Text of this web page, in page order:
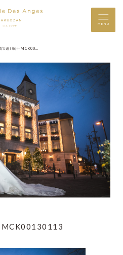
MENU
MCK00130113